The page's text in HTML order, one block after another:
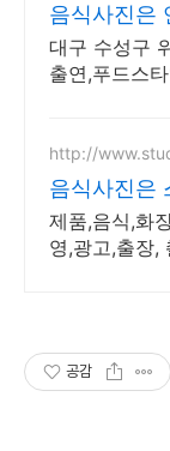
음식사진은
대구 수성구
출연,푸드스
http://
음식사진은
제품,음식,화
영,광고,출장,
공감